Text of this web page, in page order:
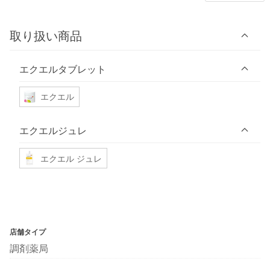
取り扱い商品
エクエルタブレット
エクエル
エクエルジュレ
エクエル ジュレ
店舗タイプ
調剤薬局